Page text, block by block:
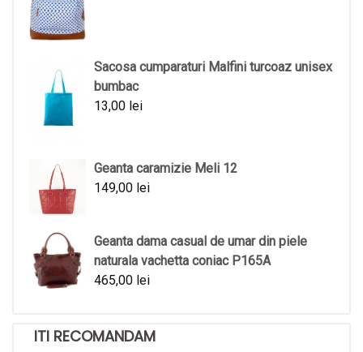
Sacosa cumparaturi Malfini turcoaz unisex
bumbac
13,00 lei
Geanta caramizie Meli 12
149,00 lei
Geanta dama casual de umar din piele
naturala vachetta coniac P165A
465,00 lei
ITI RECOMANDAM